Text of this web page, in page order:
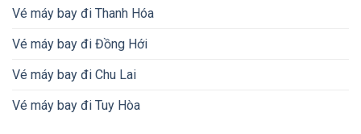
Vé máy bay đi Thanh Hóa
Vé máy bay đi Đồng Hới
Vé máy bay đi Chu Lai
Vé máy bay đi Tuy Hòa